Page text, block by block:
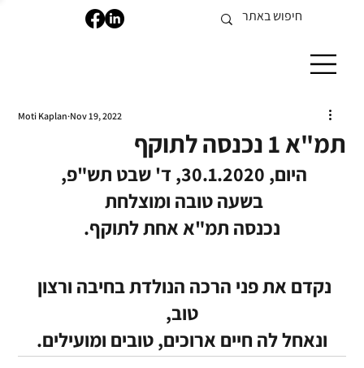
תמ"א 1 נכנסה לתוקף
Moti Kaplan Nov 19, 2022
היום, 30.1.2020, ד' שבט תש"פ,
בשעה טובה ומוצלחת
נכנסה תמ"א אחת לתוקף.
נקדם את פני הרכה הנולדת בחיבה ורצון
טוב,
ונאחל לה חיים ארוכים, טובים ומועילים.